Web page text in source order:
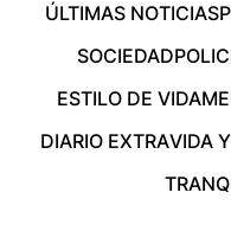
ÚLTIMAS NOTICIAS
SOCIEDAD
ESTILO DE VIDA
DIARIO EXTRAVIDA